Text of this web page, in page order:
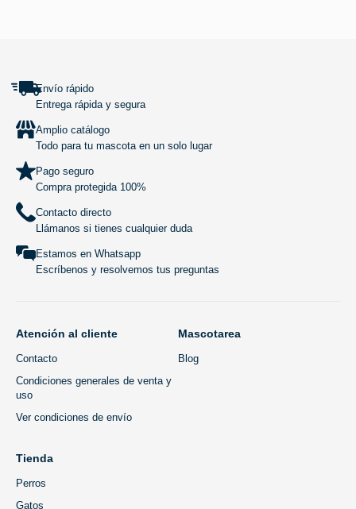
Envío rápido
Entrega rápida y segura
Amplio catálogo
Todo para tu mascota en un solo lugar
Pago seguro
Compra protegida 100%
Contacto directo
Llámanos si tienes cualquier duda
Estamos en Whatsapp
Escríbenos y resolvemos tus preguntas
Atención al cliente
Contacto
Condiciones generales de venta y
uso
Ver condiciones de envío
Mascotarea
Blog
Tienda
Perros
Gatos